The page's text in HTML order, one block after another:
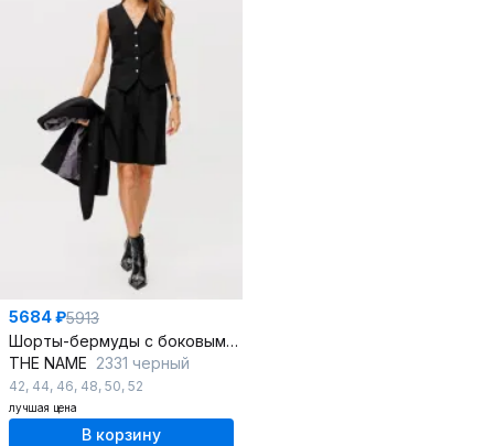
5684 ₽5913
Шорты-бермуды с боковыми карманами и высокой посадкой
THE NAME 2331 черный
42, 44, 46, 48, 50, 52
лучшая цена
В корзину